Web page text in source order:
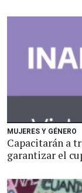
MUJERES Y GÉNERO
Capacitarán a
garantizar el